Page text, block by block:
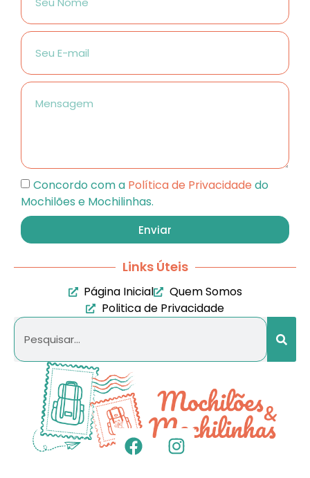
Concordo com a Política de Privacidade do
Mochilões e Mochilinhas.
Enviar
Links Úteis
Página Inicial
Quem Somos
Politica de Privacidade